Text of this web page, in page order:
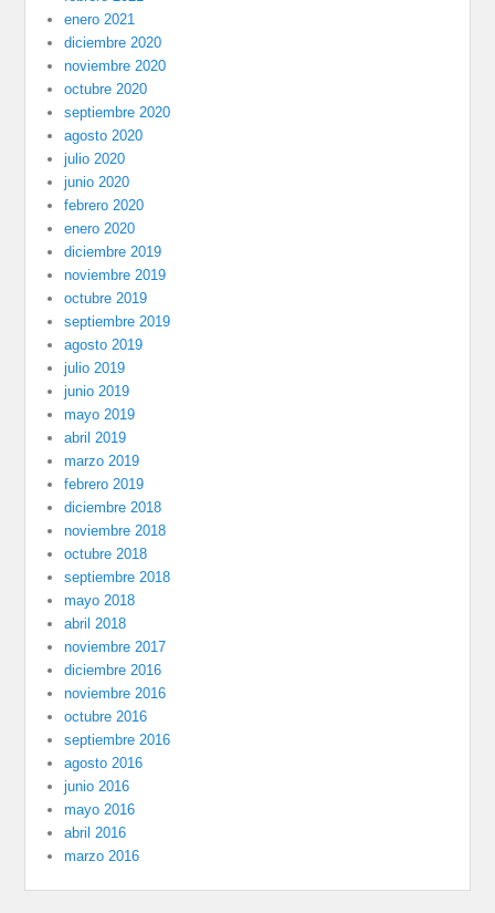
enero 2021
diciembre 2020
noviembre 2020
octubre 2020
septiembre 2020
agosto 2020
julio 2020
junio 2020
febrero 2020
enero 2020
diciembre 2019
noviembre 2019
octubre 2019
septiembre 2019
agosto 2019
julio 2019
junio 2019
mayo 2019
abril 2019
marzo 2019
febrero 2019
diciembre 2018
noviembre 2018
octubre 2018
septiembre 2018
mayo 2018
abril 2018
noviembre 2017
diciembre 2016
noviembre 2016
octubre 2016
septiembre 2016
agosto 2016
junio 2016
mayo 2016
abril 2016
marzo 2016